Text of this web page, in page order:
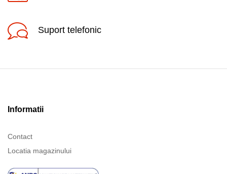
Suport telefonic
Informatii
Contact
Locatia magazinului